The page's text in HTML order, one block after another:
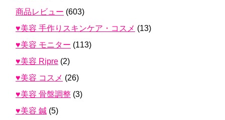
商品レビュー (603)
♥美容 手作りスキンケア・コスメ (13)
♥美容 モニター (113)
♥美容 Ripre (2)
♥美容 コスメ (26)
♥美容 骨盤調整 (3)
♥美容 鍼 (5)